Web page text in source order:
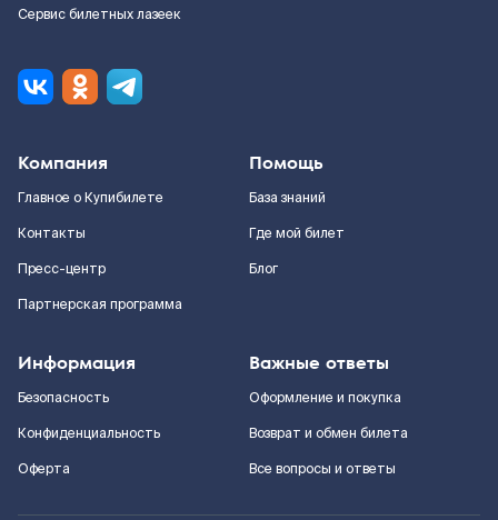
Сервис билетных лазеек
Компания
Главное о Купибилете
Контакты
Пресс-центр
Партнерская программа
Помощь
База знаний
Где мой билет
Блог
Информация
Безопасность
Конфиденциальность
Оферта
Важные ответы
Оформление и покупка
Возврат и обмен билета
Все вопросы и ответы